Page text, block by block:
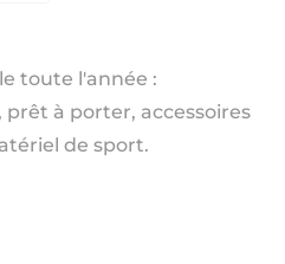
toute l'année :
à porter, accessoires
de sport.